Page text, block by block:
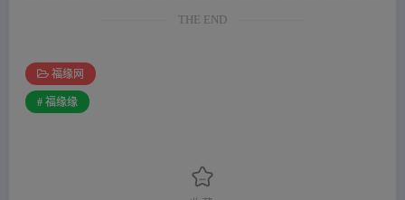
THE END
福缘网
# 福缘缘